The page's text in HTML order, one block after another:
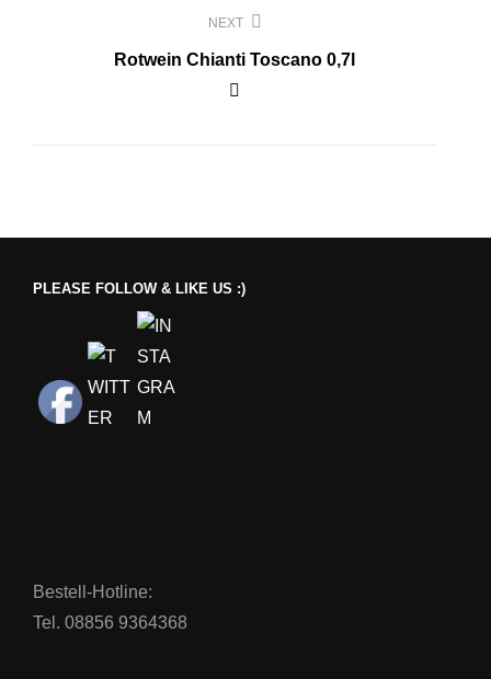
NEXT
Rotwein Chianti Toscano 0,7l
PLEASE FOLLOW & LIKE US :)
Bestell-Hotline:
Tel. 08856 9364368